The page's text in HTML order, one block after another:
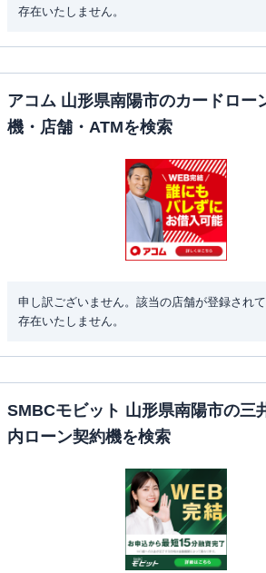
存在いたしません。
アコム 山形県南陽市のカードロー
機・店舗・ATMを検索
申し訳ございません。該当の店舗が登録されて
存在いたしません。
SMBCモビット 山形県南陽市の三
内ローン契約機を検索